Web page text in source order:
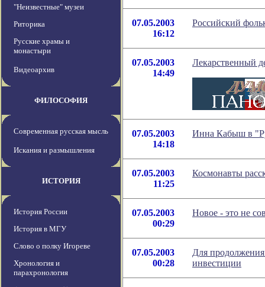
"Неизвестные" музеи
Риторика
Русские храмы и
монастыри
Видеоархив
ФИЛОСОФИЯ
Современная русская мысль
Искания и размышления
ИСТОРИЯ
История России
История в МГУ
Слово о полку Игореве
Хронология и
парахронология
07.05.2003
16:12
Российский
07.05.2003
14:49
Лекарственный
07.05.2003
14:18
Инна Кабыш в
07.05.2003
11:25
Космонавты
07.05.2003
00:29
Новое - это не
07.05.2003
00:28
Для
инвестиции